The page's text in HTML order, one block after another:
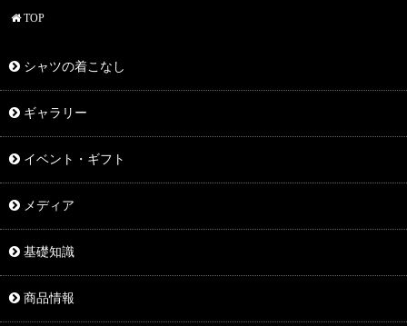
TOP
シャツの着こなし
ギャラリー
イベント・ギフト
メディア
基礎知識
商品情報